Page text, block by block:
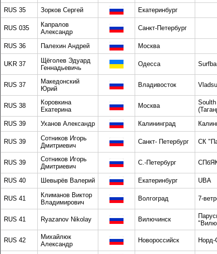
RUS 35 Зорков Сергей Екатеринбург
RUS 035
Капралов
Александр
Санкт-Петербург
RUS 36 Палехин Андрей Москва
UKR 37
Щёголев Эдуард
Геннадьевичь
Одесса
RUS 37
Македонский
Юрий
Владивосток
RUS 38
Коровкина
Екатерина
Москва
RUS 39
Уханов Александр Калининград
RUS 39
Сотников Игорь
Дмитриевич
Санкт- Петербург СК
RUS 39
Сотников Игорь
Дмитриевич
С.-Петербург
RUS 40 Шевырёв Валерий Екатеринбург UBA
RUS 41
Климанов Виктор
Владимирович
Волгоград 7-
RUS 41 Ryazanov Nikolay Вилючинск
RUS 42
Михайлюк
Александр
Новороссийск Норд-